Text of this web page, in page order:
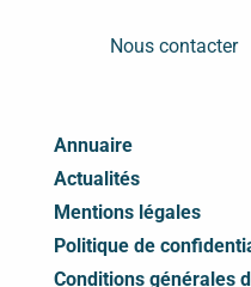
Nous contacter
Annuaire
Actualités
Mentions légales
Politique de
Conditions générales